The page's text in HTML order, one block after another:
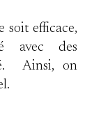
soit efficace,
avec des
Ainsi, on